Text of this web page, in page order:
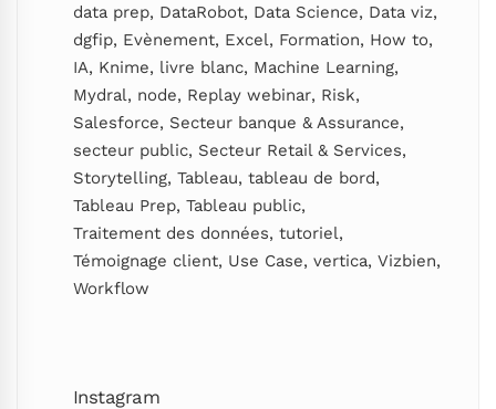
data prep, DataRobot, Data Science, Data viz,
dgfip, Evènement, Excel, Formation, How to,
IA, Knime, livre blanc, Machine Learning,
Mydral, node, Replay webinar, Risk,
Salesforce, Secteur banque & Assurance,
secteur public, Secteur Retail & Services,
Storytelling, Tableau, tableau de bord,
Tableau Prep, Tableau public,
Traitement des données, tutoriel,
Témoignage client, Use Case, vertica, Vizbien,
Workflow
Instagram